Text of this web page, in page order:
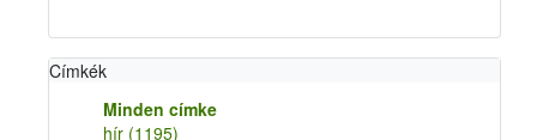
Címkék
Minden címke
hír (1195)